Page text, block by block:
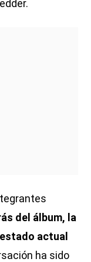
del álbum, la
actual
ha sido